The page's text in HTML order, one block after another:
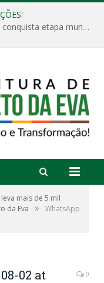
Escola Municipal Divino Espírito Santo conquista etapa municipal da V Feira Amazonense de Matemática
mais de 5 mil
da Eva
»
WhatsApp
02 at
0